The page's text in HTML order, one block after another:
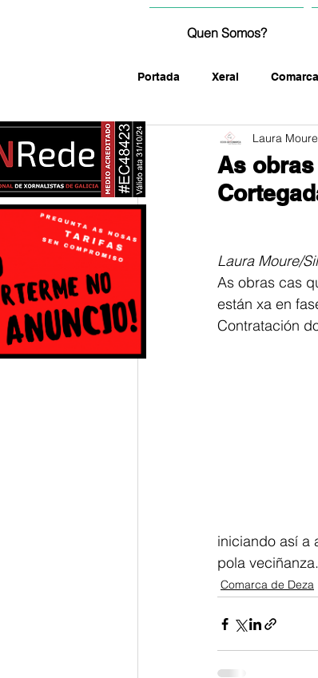
Quen Somos?
Portada Xeral
fotografía
As
Laura Moure
Laura Moure/
As obras cas
están xa en
Contratación
iniciando así a
pola veciñanza.
Comarca de Deza